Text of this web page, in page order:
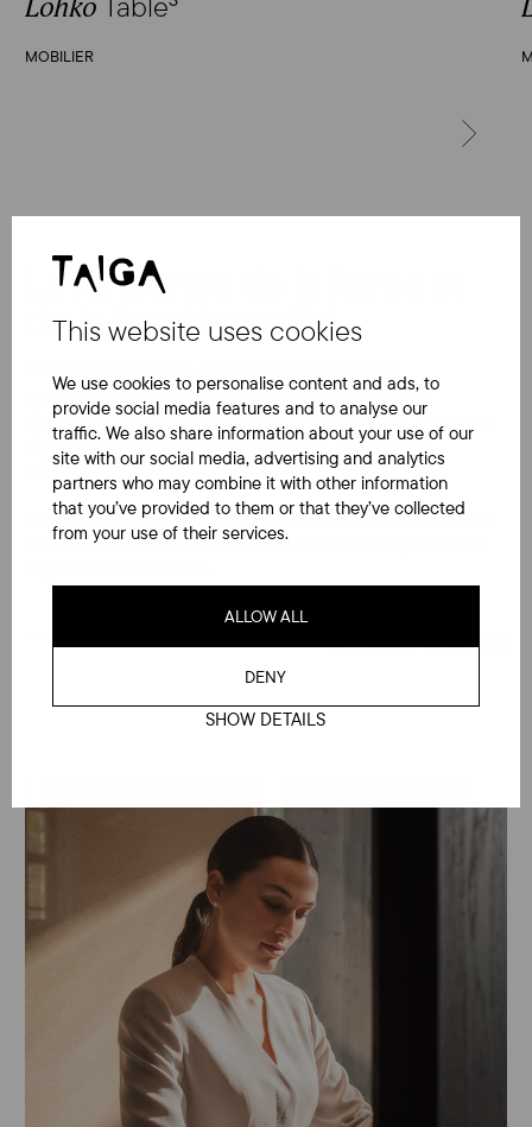
This website uses cookies
We use cookies to personalise content and ads, to
provide social media features and to analyse our
traffic. We also share information about your use of our
site with our social media, advertising and analytics
partners who may combine it with other information
that you’ve provided to them or that they’ve collected
from your use of their services.
ALLOW ALL
DENY
SHOW DETAILS
Lohko
MOBILIER
SUIVANT
La rencontre de la forme et
de la fonctionnalité
contemporain. En associant modules acoustiques et
structures architecturales telles que des pergolas, il façonne
des espaces flexibles où concentration, connexion et
collaboration trouvent naturellement leur place.
Guidé par l’esthétique nordique, Forma insuffle clarté, fluidité
et calme, tout en évoluant avec les besoins changeants des
DECOUVREZ TAIGA FORMA